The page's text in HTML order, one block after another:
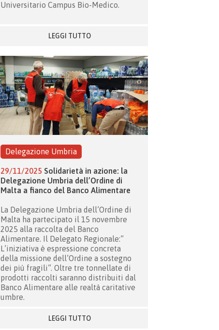
Universitario Campus Bio-Medico.
LEGGI TUTTO
Delegazione Umbria
29/11/2025 Solidarietà in azione: la
Delegazione Umbria dell’Ordine di
Malta a fianco del Banco Alimentare
La Delegazione Umbria dell’Ordine di
Malta ha partecipato il 15 novembre
2025 alla raccolta del Banco
Alimentare. Il Delegato Regionale:”
L’iniziativa è espressione concreta
della missione dell’Ordine a sostegno
dei più fragili”. Oltre tre tonnellate di
prodotti raccolti saranno distribuiti dal
Banco Alimentare alle realtà caritative
umbre.
LEGGI TUTTO